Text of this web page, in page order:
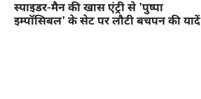
स्पाइडर-मैन की खास एंट्री से 'पुष्पा
इम्पॉसिबल' के सेट पर लौटी बचपन की यादें